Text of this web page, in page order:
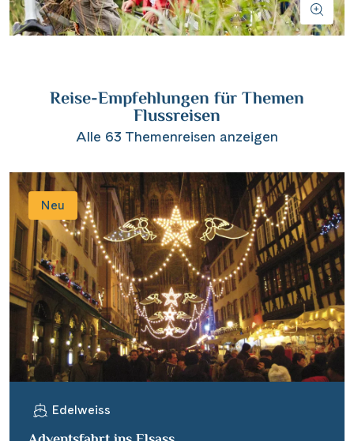
Reise-Empfehlungen für Themen
Flussreisen
Alle 63 Themenreisen anzeigen
Neu
Edelweiss
Wasserstrassenkreuz Magdeburg(2)
Wasserstrassenkreuz Minden(7)
Wien(2)